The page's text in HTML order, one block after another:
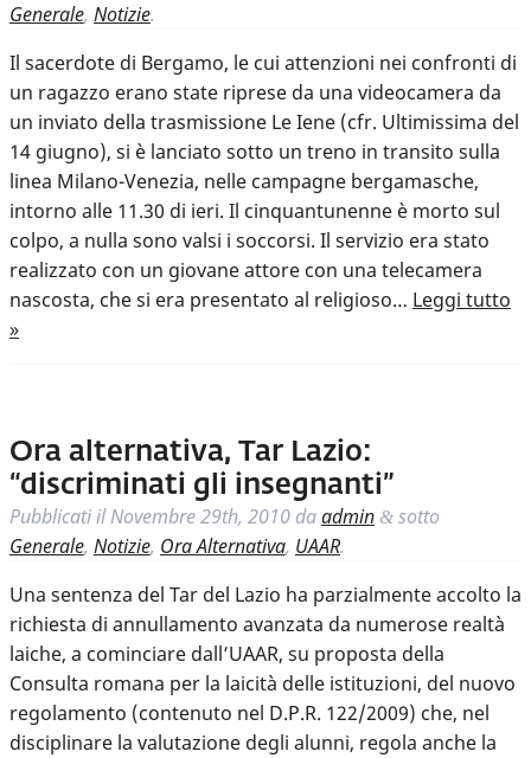
Generale, Notizie.
Il sacerdote di Bergamo, le cui attenzioni nei confronti di
un ragazzo erano state riprese da una videocamera da
un inviato della trasmissione Le Iene (cfr. Ultimissima del
14 giugno), si è lanciato sotto un treno in transito sulla
linea Milano-Venezia, nelle campagne bergamasche,
intorno alle 11.30 di ieri. Il cinquantunenne è morto sul
colpo, a nulla sono valsi i soccorsi. Il servizio era stato
realizzato con un giovane attore con una telecamera
nascosta, che si era presentato al religioso… Leggi tutto
»
Ora alternativa, Tar Lazio:
“discriminati gli insegnanti”
Pubblicati ilNovembre 29th, 2010 daadmin & sotto
Generale, Notizie, Ora Alternativa, UAAR.
Una sentenza del Tar del Lazio ha parzialmente accolto la
richiesta di annullamento avanzata da numerose realtà
laiche, a cominciare dall’UAAR, su proposta della
Consulta romana per la laicità delle istituzioni, del nuovo
regolamento (contenuto nel D.P.R. 122/2009) che, nel
disciplinare la valutazione degli alunni, regola anche la